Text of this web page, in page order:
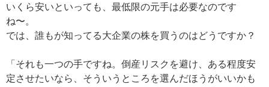
いくら安いといっても、最低限の元手は必要なのです
ね〜。
では、誰もが知ってる大企業の株を買うのはどうですか？
「それも一つの手ですね。倒産リスクを避け、ある程度安
定させたいなら、そういうところを選んだほうがいいかも